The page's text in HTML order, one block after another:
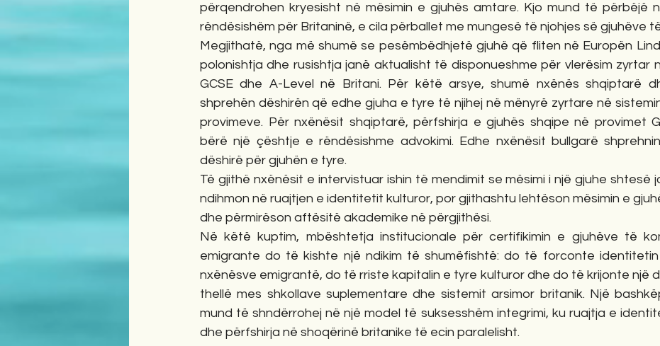
përqendrohen kryesisht në mësimin e gjuhës amtare. Kjo mund të përbëjë
rëndësishëm për Britaninë, e cila përballet me mungesë të njohjes së gjuhëve
Megjithatë, nga më shumë se pesëmbëdhjetë gjuhë që fliten në Europën
polonishtja dhe rusishtja janë aktualisht të disponueshme për vlerësim zyrtar
GCSE dhe A-Level në Britani. Për këtë arsye, shumë nxënës shqiptarë
shprehën dëshirën që edhe gjuha e tyre të njihej në mënyrë zyrtare në
provimeve. Për nxënësit shqiptarë, përfshirja e gjuhës shqipe në provimet
bërë një çështje e rëndësishme advokimi. Edhe nxënësit bullgarë
dëshirë për gjuhën e tyre.
Të gjithë nxënësit e intervistuar ishin të mendimit se mësimi i një gjuhe shtesë
ndihmon në ruajtjen e identitetit kulturor, por gjithashtu lehtëson mësimin e
dhe përmirëson aftësitë akademike në përgjithësi.
Në këtë kuptim, mbështetja institucionale për certifikimin e gjuhëve të
emigrante do të kishte një ndikim të shumëfishtë: do të forconte
nxënësve emigrantë, do të rriste kapitalin e tyre kulturor dhe do të krijonte një
thellë mes shkollave suplementare dhe sistemit arsimor britanik. Një
mund të shndërrohej në një model të suksesshëm integrimi, ku ruajtja e
dhe përfshirja në shoqërinë britanike të ecin paralelisht.